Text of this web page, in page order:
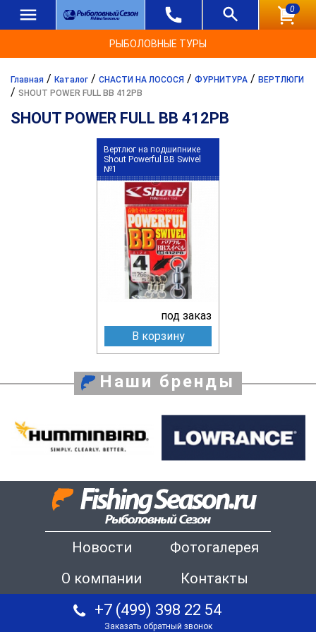
0
РЫБОЛОВНЫЕ ТУРЫ
Главная / Каталог / СНАСТИ НА ЛОСОСЯ / ФУРНИТУРА / ВЕРТЛЮГИ
/ SHOUT POWER FULL BB 412PB
SHOUT POWER FULL BB 412PB
Вертлюг на подшипнике
Shout Powerful BB Swivel
№1
под заказ
В корзину
Наши бренды
Новости
Фотогалерея
О компании
Контакты
+7 (499) 398 22 54
Заказать обратный звонок